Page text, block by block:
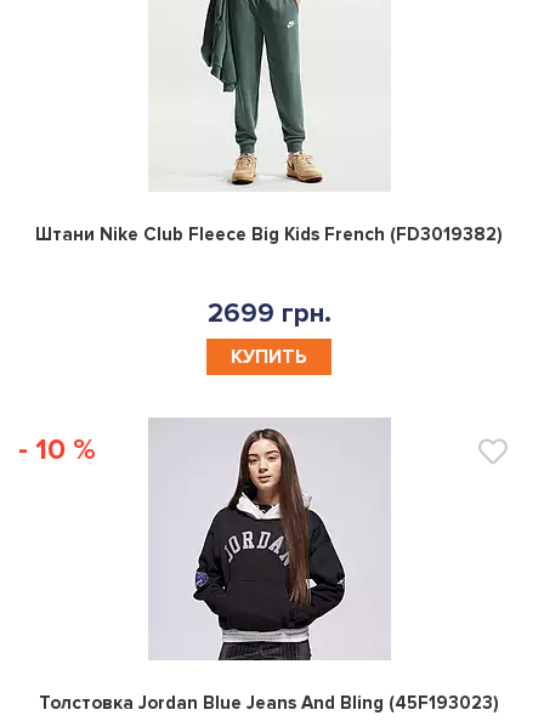
0
Штани Nike Club Fleece Big Kids French (FD3019382)
2699 грн.
КУПИТЬ
- 10 %
0
Толстовка Jordan Blue Jeans And Bling (45F193023)